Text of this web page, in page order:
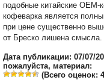
подобные китайские
кофеварка является
при цене существенно
от Бреско лишена смысла.
Дата публикации: 07/07/
пожалуйста, материал:
(Всего оценок: